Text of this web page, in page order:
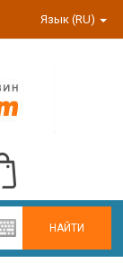
Язык (RU)
НАЙТИ